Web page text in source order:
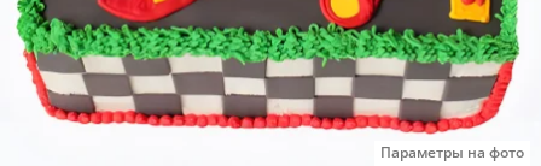
Параметры на фото